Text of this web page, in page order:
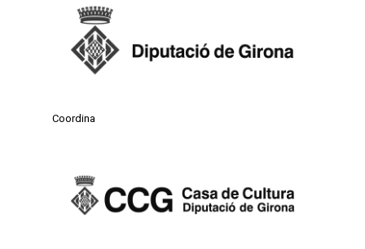
Coordina